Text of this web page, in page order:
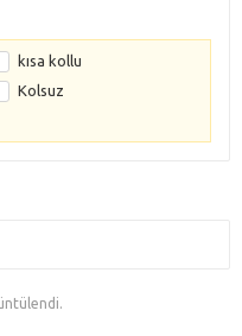
kısa kollu
Kolsuz